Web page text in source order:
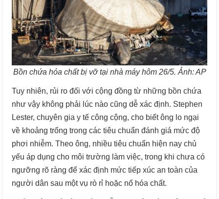
Bồn chứa hóa chất bị vỡ tại nhà máy hôm 26/5. Ảnh: AP
Tuy nhiên, rủi ro đối với cộng đồng từ những bồn chứa
như vậy không phải lúc nào cũng dễ xác định. Stephen
Lester, chuyên gia y tế công cộng, cho biết ông lo ngại
về khoảng trống trong các tiêu chuẩn đánh giá mức độ
phơi nhiễm. Theo ông, nhiều tiêu chuẩn hiện nay chủ
yếu áp dụng cho môi trường làm việc, trong khi chưa có
ngưỡng rõ ràng để xác định mức tiếp xúc an toàn của
người dân sau một vụ rò rỉ hoặc nổ hóa chất.